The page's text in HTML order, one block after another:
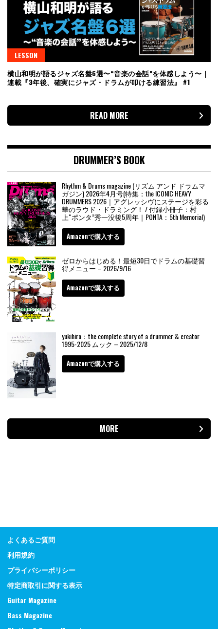
LESSON
横山和明が語るジャズ名盤6選〜“音楽の会話”を体感しよう〜｜
連載『3年後、確実にジャズ・ドラムが叩ける練習法』 #1
READ MORE
DRUMMER’S BOOK
Rhythm & Drums magazine (リズム アンド ドラムマ
ガジン) 2026年4月号(特集：the ICONIC HEAVY
DRUMMERS 2026｜アグレッシヴにステージを彩る
華のラウド・ドラミング！ / 付録小冊子：村
上“ポンタ”秀一没後5周年｜PONTA：5th Memorial)
Amazonで購入する
ゼロからはじめる！最短30日でドラムの基礎習
得メニュー – 2026/9/16
Amazonで購入する
yukihiro：the complete story of a drummer & creator
1995-2025 ムック – 2025/12/8
Amazonで購入する
MORE
よくあるご質問
利用規約
プライバシーポリシー
特定商取引に関する表示
Guitar Magazine
Bass Magazine